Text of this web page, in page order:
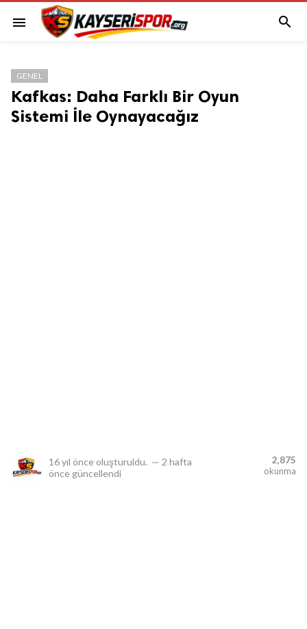
menu 
GENEL
Kafkas: Daha Farklı Bir Oyun
Sistemi İle Oynayacağız
16 yıl önce oluşturuldu. — 2 hafta
önce güncellendi
2,875
okunma